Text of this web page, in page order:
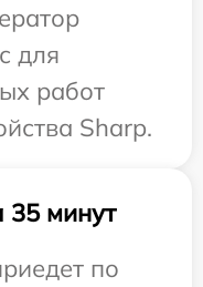
для
работ
Sharp.
35 минут
по